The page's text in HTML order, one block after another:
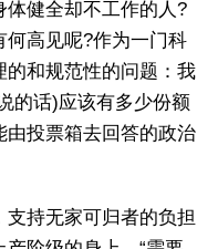
健全却不工作的人?
高见呢?作为一门科
和规范性的问题：我
的话)应该有多少份额
投票箱去回答的政治
持无家可归者的负担